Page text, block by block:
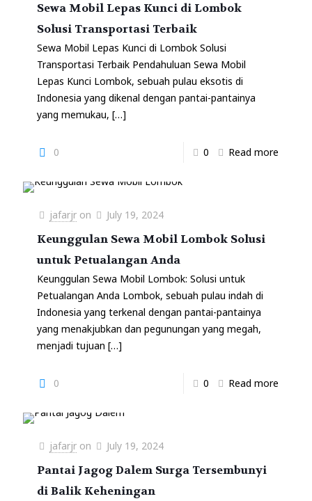
Sewa Mobil Lepas Kunci di Lombok
Solusi Transportasi Terbaik
Sewa Mobil Lepas Kunci di Lombok Solusi
Transportasi Terbaik Pendahuluan Sewa Mobil
Lepas Kunci Lombok, sebuah pulau eksotis di
Indonesia yang dikenal dengan pantai-pantainya
yang memukau, […]
0 0 Read more
jafarjr on July 19, 2024
Keunggulan Sewa Mobil Lombok Solusi
untuk Petualangan Anda
Keunggulan Sewa Mobil Lombok: Solusi untuk
Petualangan Anda Lombok, sebuah pulau indah di
Indonesia yang terkenal dengan pantai-pantainya
yang menakjubkan dan pegunungan yang megah,
menjadi tujuan […]
0 0 Read more
jafarjr on July 19, 2024
Pantai Jagog Dalem Surga Tersembunyi
di Balik Keheningan